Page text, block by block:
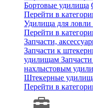
Бортовые удилища
Перейти в
Удилища для ловли
Перейти в
Запчасти,
Запчасти к
удилищам
нахлыстовым
Штекерные
Перейти в